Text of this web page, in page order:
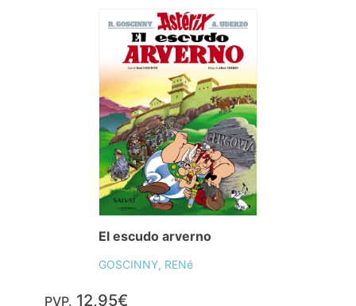
El escudo arverno
GOSCINNY, RENé
PVP. 12,95€